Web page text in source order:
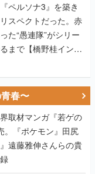
ペルソナ3』を築き
スペクトだった。赤
た“愚連隊”がシリー
まで【橋野桂インタ
春〜
取材マンガ『若ゲの
。『ポケモン』田尻
遠藤雅伸さんらの貴